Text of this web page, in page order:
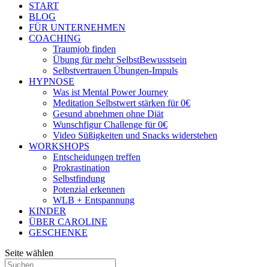
START
BLOG
FÜR UNTERNEHMEN
COACHING
Traumjob finden
Übung für mehr SelbstBewusstsein
Selbstvertrauen Übungen-Impuls
HYPNOSE
Was ist Mental Power Journey
Meditation Selbstwert stärken für 0€
Gesund abnehmen ohne Diät
Wunschfigur Challenge für 0€
Video Süßigkeiten und Snacks widerstehen
WORKSHOPS
Entscheidungen treffen
Prokrastination
Selbstfindung
Potenzial erkennen
WLB + Entspannung
KINDER
ÜBER CAROLINE
GESCHENKE
Seite wählen